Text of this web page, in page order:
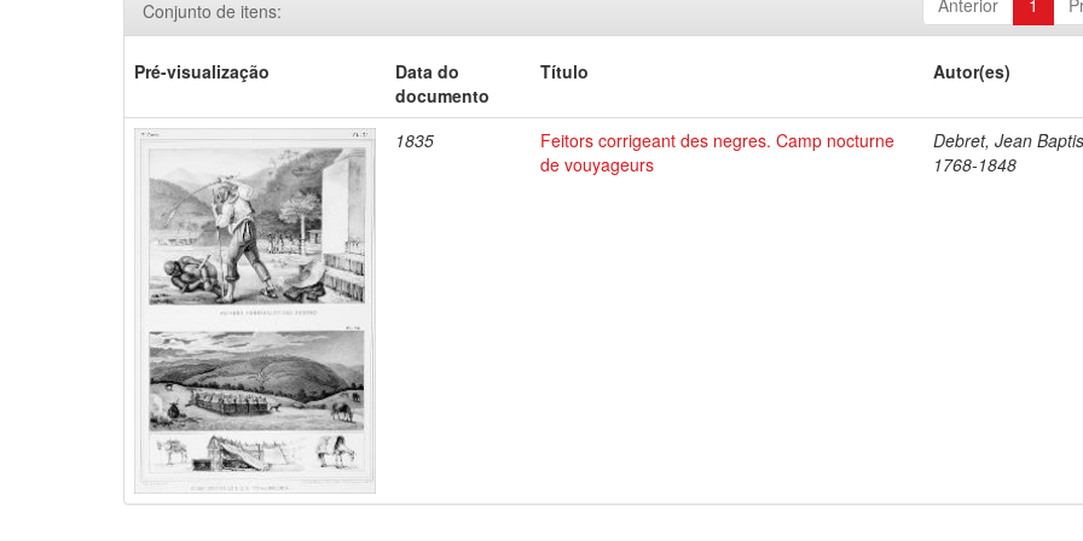
Anterior 1
Conjunto de itens:
Pré-visualização
Data do
documento
Título Autor(es)
1835
Feitors corrigeant des negres. Camp nocturne
de vouyageurs
Debret, Jean
1768-1848